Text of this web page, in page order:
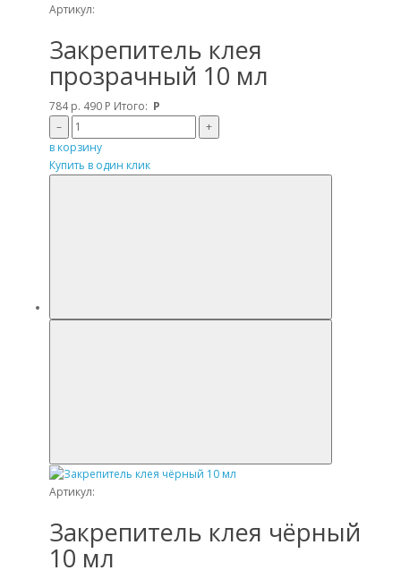
Артикул:
Закрепитель клея
прозрачный 10 мл
784 р. 490 Р Итого: Р
–
+
в корзину
Купить в один клик
Артикул:
Закрепитель клея чёрный
10 мл